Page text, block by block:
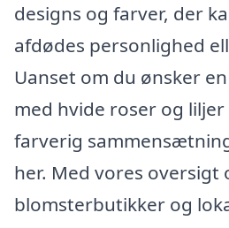
designs og farver, der
afdødes personlighed
Uanset om du ønsker
med hvide roser og
farverig
her. Med vores oversigt
blomsterbutikker og